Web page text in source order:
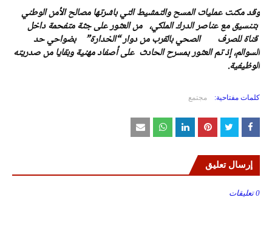
وقد مكنت عمليات المسح والتمشيط التي باشرتها مصالح الأمن الوطني
بتنسيق مع عناصر الدرك الملكي، من العثور على جثة متفحمة داخل
قناة للصرف الصحي بالقرب من دوار “الخدارة” بضواحي حد
السوالم، إذ تم العثور بمسرح الحادث على أصفاد مهنية وبقايا من صدريته
الوظيفية.
كلمات مفتاحية: مجتمع
إرسال تعليق
0 تعليقات